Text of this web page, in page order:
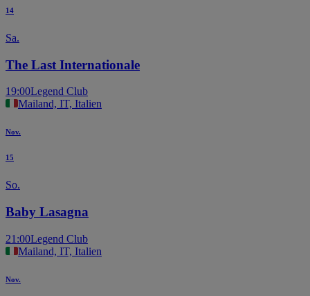
14
Sa.
The Last Internationale
19:00Legend Club
Mailand, IT, Italien
Nov.
15
So.
Baby Lasagna
21:00Legend Club
Mailand, IT, Italien
Nov.